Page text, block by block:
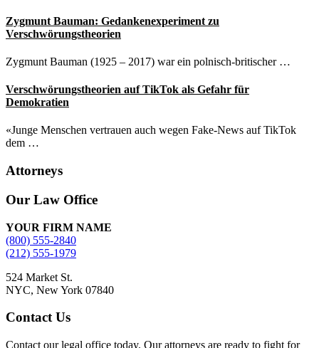
Zygmunt Bauman: Gedankenexperiment zu
Verschwörungstheorien
Zygmunt Bauman (1925 – 2017) war ein polnisch-britischer …
Verschwörungstheorien auf TikTok als Gefahr für
Demokratien
«Junge Menschen vertrauen auch wegen Fake-News auf TikTok
dem …
Attorneys
Site
Footer
Our Law Office
YOUR FIRM NAME
(800) 555-2840
(212) 555-1979
524 Market St.
NYC, New York 07840
Contact Us
Contact our legal office today. Our attorneys are ready to fight for